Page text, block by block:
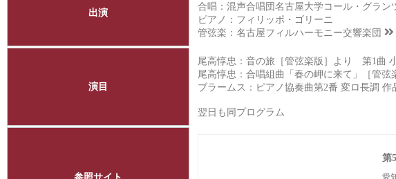
出演
合唱：混声合唱団名古屋大学コール・グラン
ピアノ：フィリッポ・ゴリーニ
管弦楽： 名古屋フィルハーモニー交響楽団
演目
尾高惇忠：音の旅［管弦楽版］より 第1曲
尾高惇忠：合唱組曲「春の岬に来て」［管弦
ブラームス：ピアノ協奏曲第2番 変ロ長調 作
翌日も同プログラム
第
愛